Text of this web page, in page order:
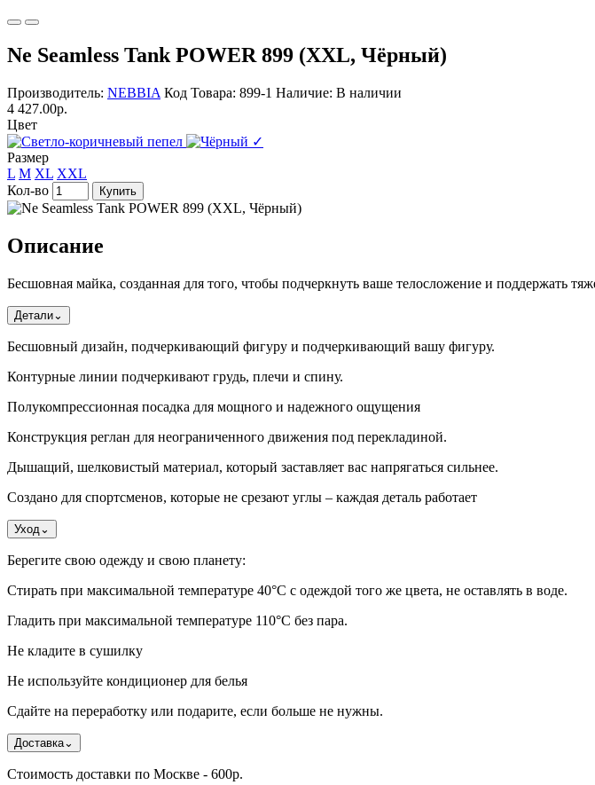
Ne Seamless Tank POWER 899 (XXL, Чёрный)
Производитель: NEBBIA Код Товара: 899-1 Наличие: В наличии
4 427.00р.
Цвет
✓
Размер
L M XL XXL
Кол-во
Купить
Описание
Бесшовная майка, созданная для того, чтобы подчеркнуть ваше телосложение и поддержать
Детали⌄
Бесшовный дизайн, подчеркивающий фигуру и подчеркивающий вашу фигуру.
Контурные линии подчеркивают грудь, плечи и спину.
Полукомпрессионная посадка для мощного и надежного ощущения
Конструкция реглан для неограниченного движения под перекладиной.
Дышащий, шелковистый материал, который заставляет вас напрягаться сильнее.
Создано для спортсменов, которые не срезают углы – каждая деталь работает
Уход ⌄
Берегите свою одежду и свою планету:
Стирать при максимальной температуре 40°C с одеждой того же цвета, не оставлять в воде.
Гладить при максимальной температуре 110°С без пара.
Не кладите в сушилку
Не используйте кондиционер для белья
Сдайте на переработку или подарите, если больше не нужны.
Доставка⌄
Стоимость доставки по Москве - 600р.